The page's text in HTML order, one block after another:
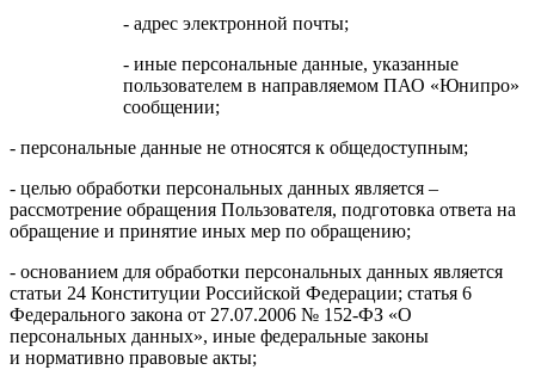
- адрес электронной почты;
- иные персональные данные, указанные
пользователем в направляемом ПАО «Юнипро»
сообщении;
- персональные данные не относятся к общедоступным;
- целью обработки персональных данных является –
рассмотрение обращения Пользователя, подготовка ответа на
обращение и принятие иных мер по обращению;
- основанием для обработки персональных данных является
статьи 24 Конституции Российской Федерации; статья 6
Федерального закона от 27.07.2006 № 152-ФЗ «О
персональных данных», иные федеральные законы
и нормативно правовые акты;